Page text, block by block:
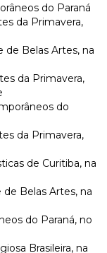
do Paraná
da Primavera,
de Belas Artes, na
da Primavera,
do
da Primavera,
de Curitiba, na
de Belas Artes, na
do Paraná, no
Brasileira, na